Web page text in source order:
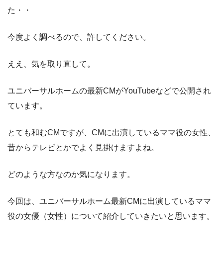
た・・
今度よく調べるので、許してください。
ええ、気を取り直して。
ユニバーサルホームの最新CMがYouTubeなどで公開され
ています。
とても和むCMですが、CMに出演しているママ役の女性、
昔からテレビとかでよく見掛けますよね。
どのような方なのか気になります。
今回は、ユニバーサルホーム最新CMに出演しているママ
役の女優（女性）について紹介していきたいと思います。